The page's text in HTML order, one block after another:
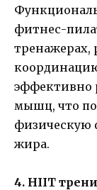
фитнес-
тренажерах,
эффективно
мышц, что
физическую
жира.
4. HIIT